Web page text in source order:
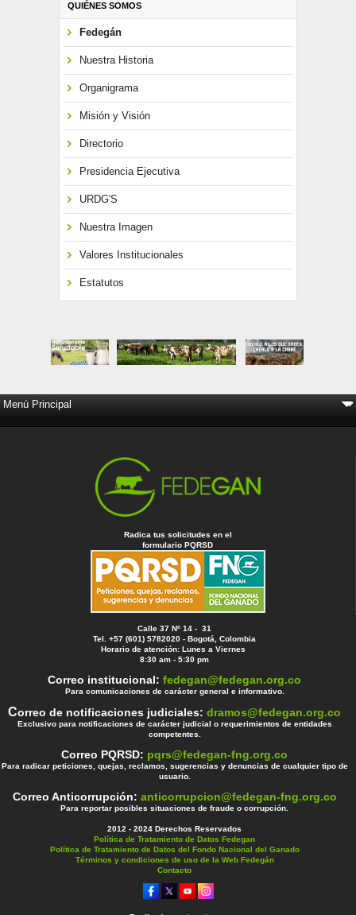
QUIÉNES SOMOS
Fedegán
Nuestra Historia
Organigrama
Misión y Visión
Directorio
Presidencia Ejecutiva
URDG'S
Nuestra Imagen
Valores Institucionales
Estatutos
Radica tus solicitudes en el
formulario PQRSD
Calle 37 Nº 14 - 31
Tel. +57 (601) 5782020 - Bogotá, Colombia
Horario de atención: Lunes a Viernes
8:30 am - 5:30 pm
Correo institucional:fedegan@fedegan.org.co
Para comunicaciones de carácter general e informativo.
Correo de notificaciones judiciales:dramos@fedegan.org.co
Exclusivo para notificaciones de carácter judicial o requerimientos de entidades
competentes.
Correo PQRSD: pqrs@fedegan-fng.org.co
Para radicar peticiones, quejas, reclamos, sugerencias y denuncias de cualquier tipo de
usuario.
Correo Anticorrupción: anticorrupcion@fedegan-fng.org.co
Para reportar posibles situaciones de fraude o corrupción.
2012 - 2024 Derechos Reservados
Política de Tratamiento de Datos Fedegan
Política de Tratamiento de Datos del Fondo Nacional del Ganado
Términos y condiciones de uso de la Web Fedegán
Contacto